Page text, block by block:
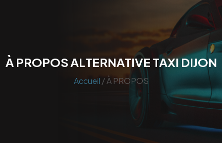
À PROPOS ALTERNATIVE TAXI DIJON
Accueil / À PROPOS